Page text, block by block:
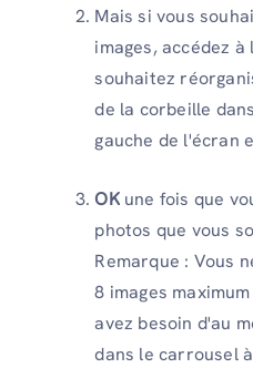
Mais si vous
images, accédez à
souhaitez
de la corbeille
gauche de l'écran
OKune fois que
photos que vous
Remarque : Vous
8 images
avez besoin d'au
dans le carrousel